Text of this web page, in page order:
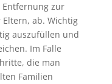
Entfernung zur
ab. Wichtig
auszufüllen und
Im Falle
die man
Familien